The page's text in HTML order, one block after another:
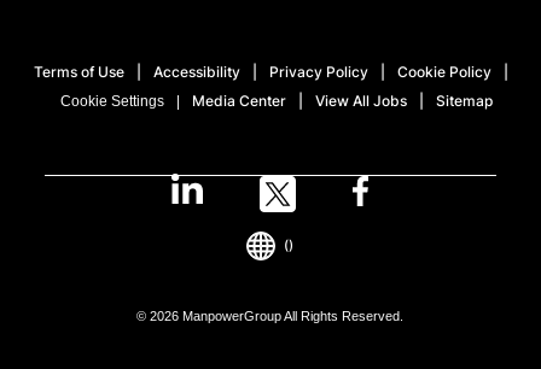
Terms of Use Accessibility Privacy Policy Cookie Policy
Cookie Settings Media Center View All Jobs Sitemap
© 2026 ManpowerGroup All Rights Reserved.
()